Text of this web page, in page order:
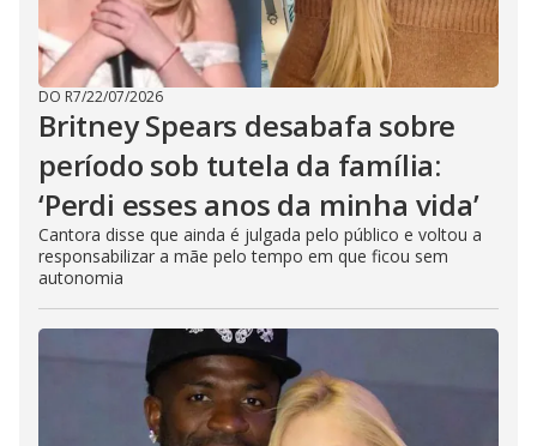
DO R7/22/07/2026
Britney Spears desabafa sobre
período sob tutela da família:
‘Perdi esses anos da minha vida’
Cantora disse que ainda é julgada pelo público e voltou a
responsabilizar a mãe pelo tempo em que ficou sem
autonomia